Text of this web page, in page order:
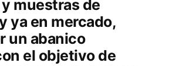
muestras de
ya en mercado,
un abanico
el objetivo de